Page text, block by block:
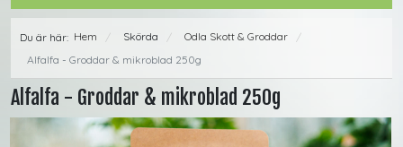
Du är här: Hem / Skörda / Odla Skott & Groddar
/
Alfalfa - Groddar & mikroblad 250g
Alfalfa - Groddar & mikroblad 250g